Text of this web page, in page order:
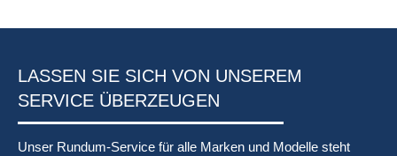
LASSEN SIE SICH VON UNSEREM
SERVICE ÜBERZEUGEN
Unser Rundum-Service für alle Marken und Modelle steht